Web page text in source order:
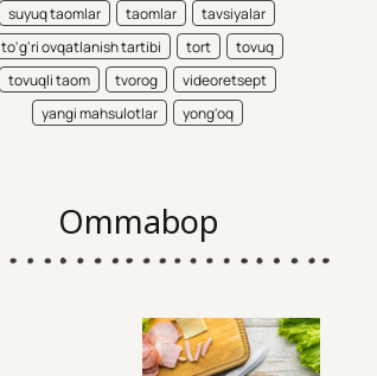
suyuq taomlar
taomlar
tavsiyalar
to'g'ri ovqatlanish tartibi
tort
tovuq
tovuqli taom
tvorog
videoretsept
yangi mahsulotlar
yong'oq
Ommabop